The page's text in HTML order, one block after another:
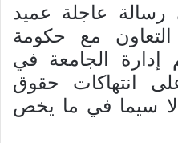
عاجلة عميد
مع حكومة
إدارة الجامعة في
انتهاكات حقوق
لا سيما في ما يخص